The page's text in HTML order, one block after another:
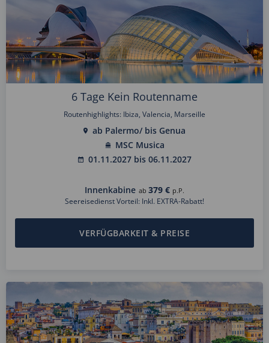
6 Tage Kein Routenname
Routenhighlights: Ibiza, Valencia, Marseille
ab Palermo/ bis Genua
MSC Musica
01.11.2027 bis 06.11.2027
Innenkabine ab 379 € p.P.
Seereisedienst Vorteil: Inkl. EXTRA-Rabatt!
VERFÜGBARKEIT & PREISE